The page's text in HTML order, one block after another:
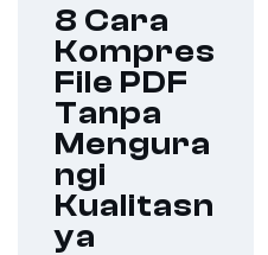
8 Cara
Kompres
File PDF
Tanpa
Mengura
ngi
Kualitasn
ya